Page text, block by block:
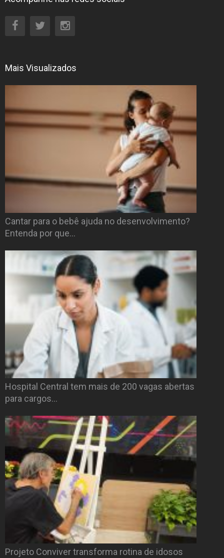
Mais Visualizados
Cantar para o bebê ajuda no desenvolvimento?
Entenda por que…
Hospital Central tem mais de 200 vagas abertas
para cargos…
Projeto Conviver transforma rotina de idosos